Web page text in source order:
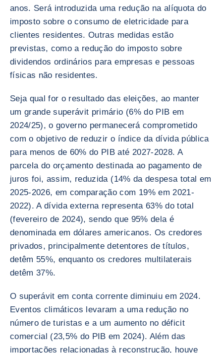
anos. Será introduzida uma redução na alíquota do
imposto sobre o consumo de eletricidade para
clientes residentes. Outras medidas estão
previstas, como a redução do imposto sobre
dividendos ordinários para empresas e pessoas
físicas não residentes.
Seja qual for o resultado das eleições, ao manter
um grande superávit primário (6% do PIB em
2024/25), o governo permanecerá comprometido
com o objetivo de reduzir o índice da dívida pública
para menos de 60% do PIB até 2027-2028. A
parcela do orçamento destinada ao pagamento de
juros foi, assim, reduzida (14% da despesa total em
2025-2026, em comparação com 19% em 2021-
2022). A dívida externa representa 63% do total
(fevereiro de 2024), sendo que 95% dela é
denominada em dólares americanos. Os credores
privados, principalmente detentores de títulos,
detêm 55%, enquanto os credores multilaterais
detêm 37%.
O superávit em conta corrente diminuiu em 2024.
Eventos climáticos levaram a uma redução no
número de turistas e a um aumento no déficit
comercial (23,5% do PIB em 2024). Além das
importações relacionadas à reconstrução, houve